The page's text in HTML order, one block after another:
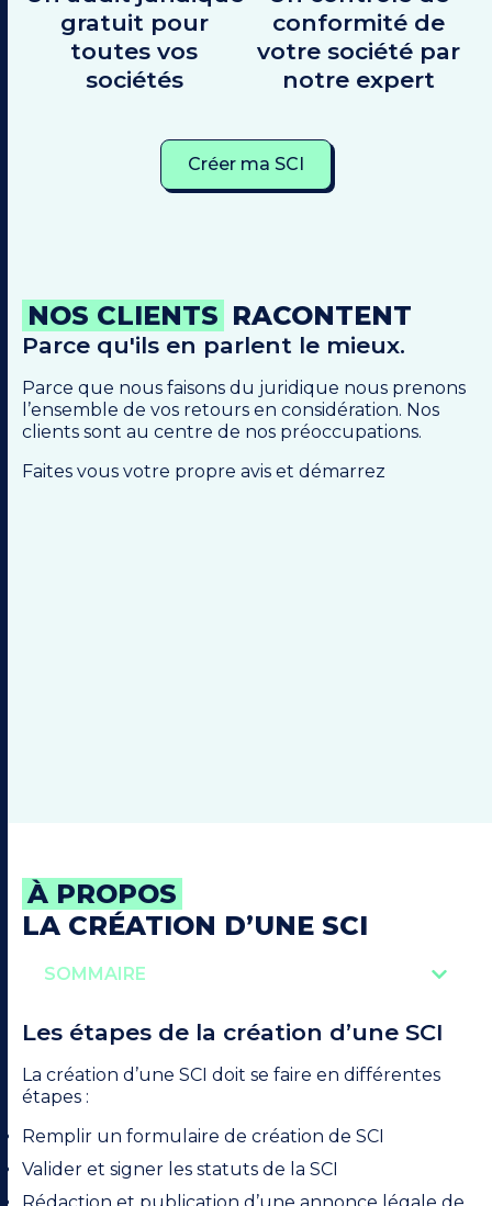
gratuit pour
toutes vos
sociétés
conformité de
votre société par
notre expert
Créer ma SCI
NOS CLIENTS RACONTENT
Parce qu'ils en parlent le mieux.
Parce que nous faisons du juridique nous prenons
l’ensemble de vos retours en considération. Nos
clients sont au centre de nos préoccupations.
Faites vous votre propre avis et démarrez
À PROPOS
LA CRÉATION D’UNE SCI
SOMMAIRE
Les étapes de la création d’une SCI
La création d’une SCI doit se faire en différentes
étapes :
Remplir un formulaire de création de SCI
Valider et signer les statuts de la SCI